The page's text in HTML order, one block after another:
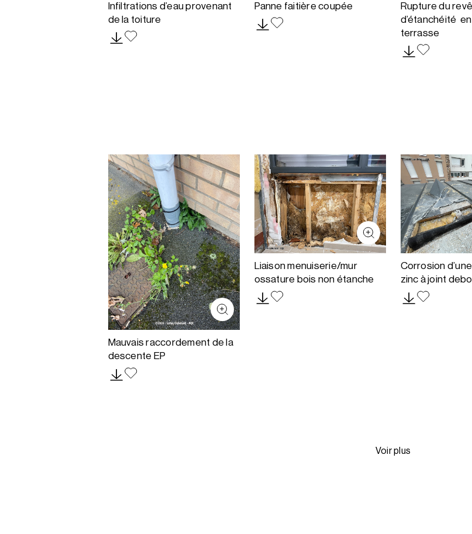
Infiltrations d’eau provenant
de la toiture
Panne faitière coupée
Rupture du
d’étanchéité
terrasse
Mauvais raccordement de la
descente EP
Liaison menuiserie/mur
ossature bois non étanche
Corrosion
zinc à joint
Voir plus